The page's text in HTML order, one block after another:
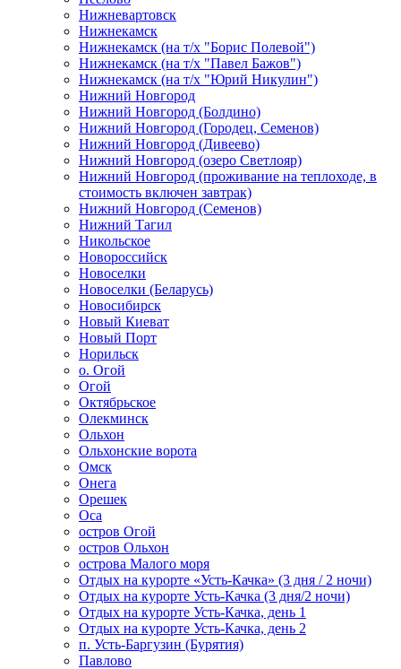
Нижневартовск
Нижнекамск
Нижнекамск (на т/х "Борис Полевой")
Нижнекамск (на т/х "Павел Бажов")
Нижнекамск (на т/х "Юрий Никулин")
Нижний Новгород
Нижний Новгород (Болдино)
Нижний Новгород (Городец, Семенов)
Нижний Новгород (Дивеево)
Нижний Новгород (озеро Светлояр)
Нижний Новгород (проживание на теплоходе, в
стоимость включен завтрак)
Нижний Новгород (Семенов)
Нижний Тагил
Никольское
Новороссийск
Новоселки
Новоселки (Беларусь)
Новосибирск
Новый Киеват
Новый Порт
Норильск
о. Огой
Огой
Октябрьское
Олекминск
Ольхон
Ольхонские ворота
Омск
Онега
Орешек
Оса
остров Огой
остров Ольхон
острова Малого моря
Отдых на курорте «Усть-Качка» (3 дня / 2 ночи)
Отдых на курорте Усть-Качка (3 дня/2 ночи)
Отдых на курорте Усть-Качка, день 1
Отдых на курорте Усть-Качка, день 2
п. Усть-Баргузин (Бурятия)
Павлово